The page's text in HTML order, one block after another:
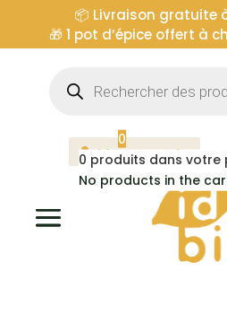
📦 Livraison gratuite
🎁 1 pot d’épice offert à
produits
Mon compte
0
0 produits dans votre
No products in the